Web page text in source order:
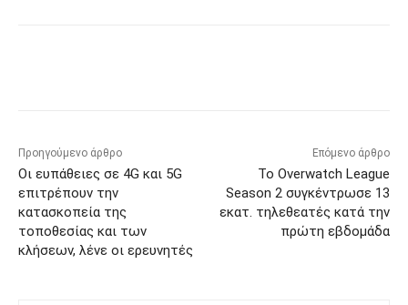
Προηγούμενο άρθρο
Οι ευπάθειες σε 4G και 5G
επιτρέπουν την
κατασκοπεία της
τοποθεσίας και των
κλήσεων, λένε οι ερευνητές
Επόμενο άρθρο
Το Overwatch League
Season 2 συγκέντρωσε 13
εκατ. τηλεθεατές κατά την
πρώτη εβδομάδα